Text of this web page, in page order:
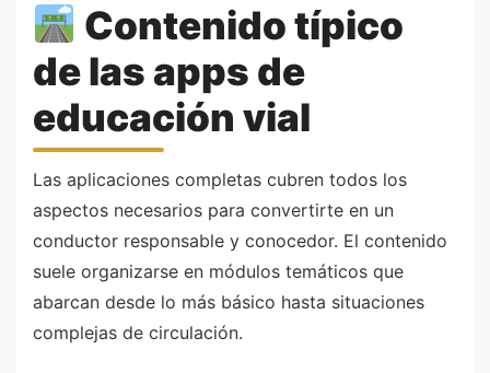
Contenido típico
de las apps de
educación vial
Las aplicaciones completas cubren todos los
aspectos necesarios para convertirte en un
conductor responsable y conocedor. El contenido
suele organizarse en módulos temáticos que
abarcan desde lo más básico hasta situaciones
complejas de circulación.